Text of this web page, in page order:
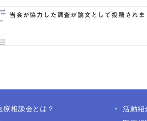
当会が協力した調査が論文として投稿されま
療相談会とは？
活動紹